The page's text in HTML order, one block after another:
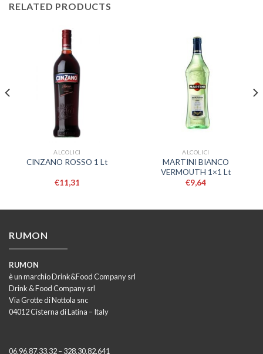
RELATED PRODUCTS
ALCOLICI
CINZANO ROSSO 1 Lt
€11,31
ALCOLICI
MARTINI BIANCO
VERMOUTH 1×1 Lt
€9,64
RUMON
RUMON
è un marchio Drink&Food Company srl
Drink & Food Company srl
Via Grotte di Nottola snc
04012 Cisterna di Latina – Italy
06.96.87.33.32 – 328.30.82.641